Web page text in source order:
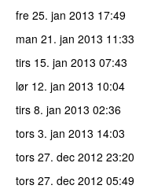
fre 25. jan 2013 17:49
man 21. jan 2013 11:33
tirs 15. jan 2013 07:43
lør 12. jan 2013 10:04
tirs 8. jan 2013 02:36
tors 3. jan 2013 14:03
tors 27. dec 2012 23:20
tors 27. dec 2012 05:49